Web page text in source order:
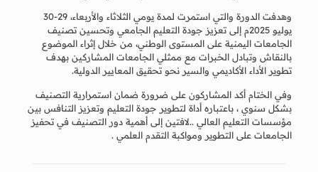
وهدفت الدورة والتي استمرت لمدة يومي الثلاثاء والأربعاء، 29-30
يوليو 2025م إلى تعزيز جودة التعليم الجامعي وتحسين تصنيف
الجامعات اليمنية على المستوى الوطني، من خلال إثراء الموضوع
بالنقاش وتبادل الخبرات مع ممثلي الجامعات المشاركين بهدف
تطوير الأداء الأكاديمي والسير نحو تحقيق المعايير الدولية.
وفي الختام أكد المشاركون على ضرورة ضمان استمرارية التصنيف
بشكل سنوي ، باعتباره أداة لتطوير جودة التعليم وتعزيز التنافس بين
مؤسسات التعليم العالي ..لافتين إلى أهمية دور التصنيف في تحفيز
الجامعات على التطوير ومواكبة التقدم العلمي .